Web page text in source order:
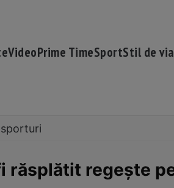
VideoPrime TimeSportStil de
răsplătit regeşte